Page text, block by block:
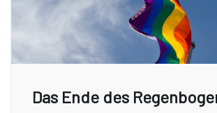
Das Ende des